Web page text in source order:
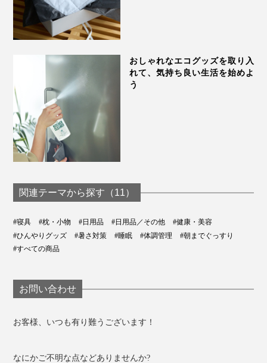
「お子さんが熱を出した時、このピローを1個買って、
想像以上の気持ちよさに、ご家族も2個3個と買うケース
仕事の休憩や昼寝（パワーナップ）にもぴったりなの
で、家族への贈り物や、夏のギフトにもどうぞ。
おしゃれなエコグッズを取り入
れて、気持ち良い生活を始めよ
う
関連テーマから探す（11）
#寝具 #枕・小物 #日用品 #日用品／その他
#健康・美容
#ひんやりグッズ
#暑さ対策 #睡眠 #体調管理
#朝までぐっすり
#すべての商品
お問い合わせ
お客様、いつも有り難うございます！
なにかご不明な点などありませんか?